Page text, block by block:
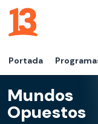
Portada
Mundos
Opuestos